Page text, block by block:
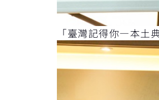
「臺灣記得你—本土